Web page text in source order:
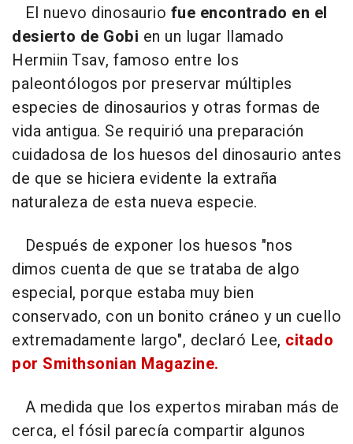
El nuevo dinosaurio fue encontrado en el
desierto de Gobi en un lugar llamado
Hermiin Tsav, famoso entre los
paleontólogos por preservar múltiples
especies de dinosaurios y otras formas de
vida antigua. Se requirió una preparación
cuidadosa de los huesos del dinosaurio antes
de que se hiciera evidente la extraña
naturaleza de esta nueva especie.
Después de exponer los huesos "nos
dimos cuenta de que se trataba de algo
especial, porque estaba muy bien
conservado, con un bonito cráneo y un cuello
extremadamente largo", declaró Lee, citado
por Smithsonian Magazine.
A medida que los expertos miraban más de
cerca, el fósil parecía compartir algunos